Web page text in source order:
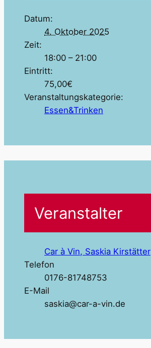
Datum:
4. Oktober 2025
Zeit:
18:00 – 21:00
Eintritt:
75,00€
Veranstaltungskategorie:
Essen&Trinken
Veranstalter
Car à Vin, Saskia Kirstätter
Telefon
0176-81748753
E-Mail
saskia@car-a-vin.de